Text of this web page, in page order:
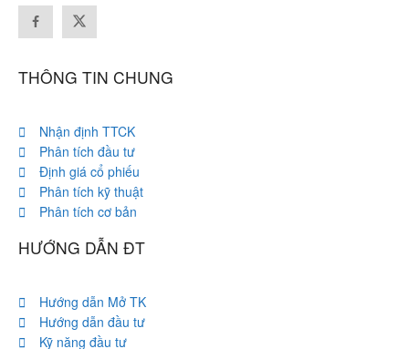
THÔNG TIN CHUNG
Nhận định TTCK
Phân tích đầu tư
Định giá cổ phiếu
Phân tích kỹ thuật
Phân tích cơ bản
HƯỚNG DẪN ĐT
Hướng dẫn Mở TK
Hướng dẫn đầu tư
Kỹ năng đầu tư